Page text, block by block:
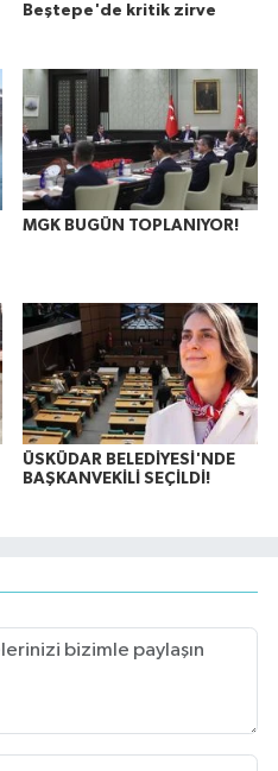
Beştepe'de kritik zirve
MGK BUGÜN TOPLANIYOR!
ÜSKÜDAR BELEDİYESİ'NDE
BAŞKANVEKİLİ SEÇİLDİ!